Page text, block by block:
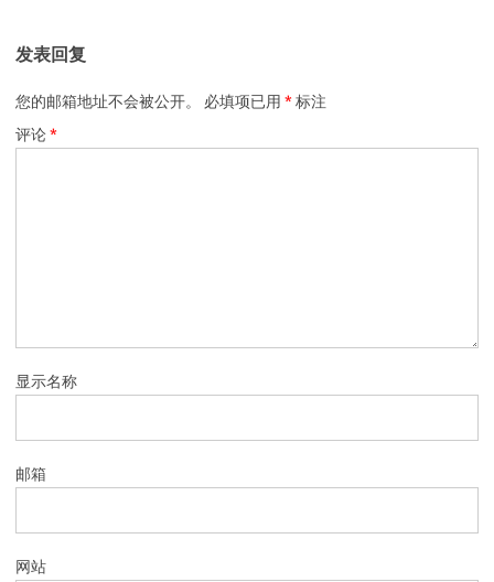
发表回复
您的邮箱地址不会被公开。 必填项已用 * 标注
评论*
显示名称
邮箱
网站